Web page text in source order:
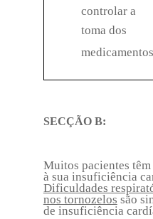
controlar a
toma dos
SECÇÃO B:
Muitos pacientes
à sua insuficiência
Dificuldades
nos tornozelos são
de insuficiência